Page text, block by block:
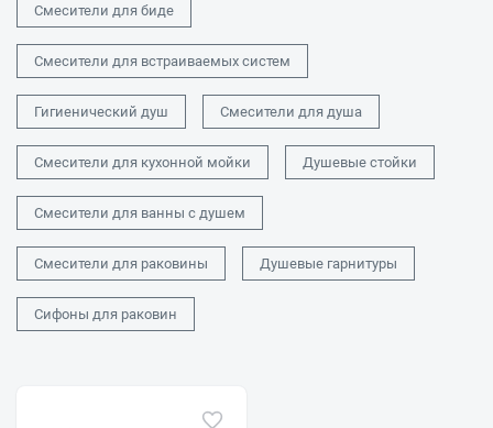
Смесители для биде
Смесители для встраиваемых систем
Гигиенический душ Смесители для душа
Смесители для кухонной мойки Душевые стойки
Смесители для ванны с душем
Смесители для раковины Душевые гарнитуры
Сифоны для раковин